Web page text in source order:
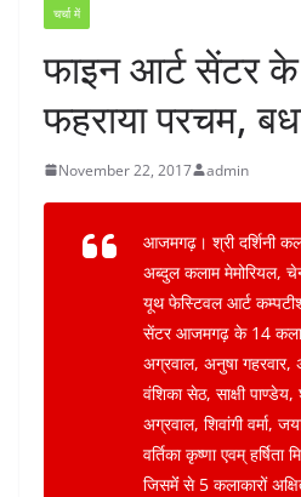
चर्चा में
फाइन आर्ट सेंटर
फहराया परचम,
November 22, 2017 admin
आजमगढ़। श्री दर्शिनी
अब्दुल कलाम मेमोरियल,
यूथ फेस्टिवल आर्ट
सेंटर आजमगढ़ के 14
अग्रवाल, अनुषा गहरवार,
वंशिका सेठ, साक्षी
अग्रवाल, शिवांगी वर्मा,
वर्तिका कृष्णा एवम् हर्षिता
जिसमेंं से 5 कलाकारों